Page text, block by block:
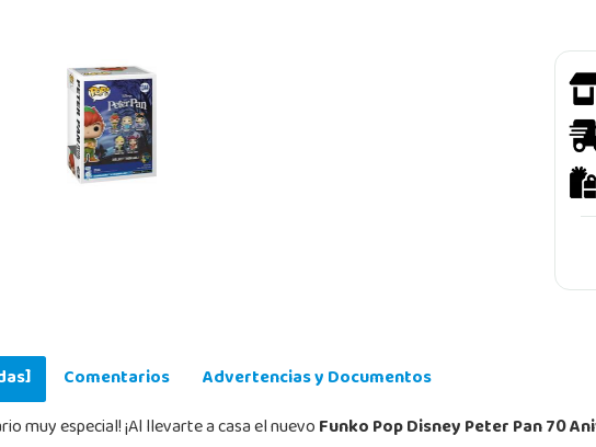
Comentarios
Advertencias y Documentos
muy especial! ¡Al llevarte a casa el nuevoFunko Pop Disney Peter Pan 70